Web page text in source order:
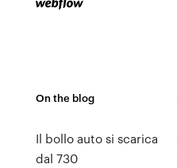
On the blog
Il bollo auto si scarica
dal 730